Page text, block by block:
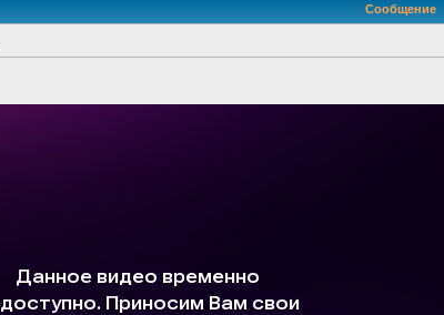
Сообщение